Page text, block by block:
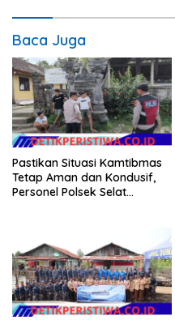
Baca Juga
Pastikan Situasi Kamtibmas
Tetap Aman dan Kondusif,
Personel Polsek Selat